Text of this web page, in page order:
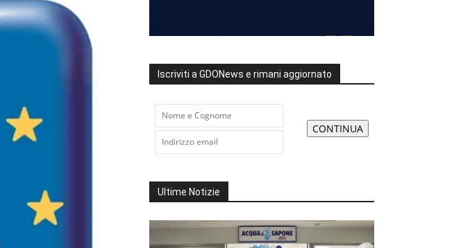
Iscriviti a GDONews e rimani aggiornato
Ultime Notizie